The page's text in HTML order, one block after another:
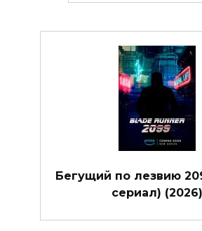
Бегущий по лезвию
сериал) (2026)